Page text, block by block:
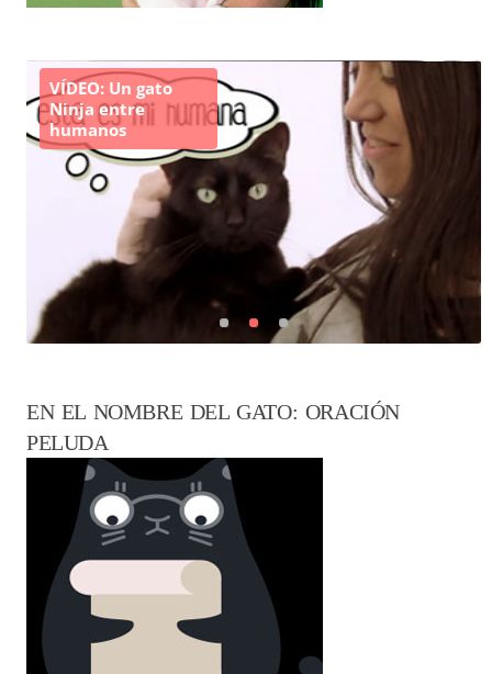
VÍDEO: Un gato
Ninja entre
humanos
EN EL NOMBRE DEL GATO: ORACIÓN
PELUDA